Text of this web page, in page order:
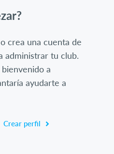
crea una cuenta de
administrar tu club.
a
ayudarte a
Crear perfil